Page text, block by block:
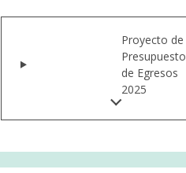
Proyecto de
Presupuesto
de Egresos
2025